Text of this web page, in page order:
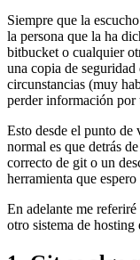
Siempre que la
la persona que la ha
bitbucket o cualquier
una copia de
circunstancias (muy
perder información por
Esto desde el punto de
normal es que detrás
correcto de git o un
herramienta que
En adelante me
otro sistema de